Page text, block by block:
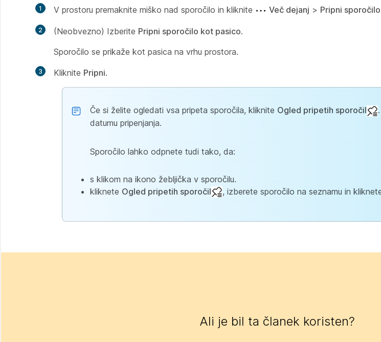
1 V prostoru premaknite miško nad sporočilo in kliknite Več dejanj > Pripni sporočilo
2 (Neobvezno) Izberite Pripni sporočilo kot pasico.
Sporočilo se prikaže kot pasica na vrhu prostora.
3 Kliknite Pripni.
Če si želite ogledati vsa pripeta sporočila, kliknite Ogled pripetih sporočil
datumu pripenjanja.
Sporočilo lahko odpnete tudi tako, da:
s klikom na ikono žebljička v sporočilu.
kliknete Ogled pripetih sporočil , izberete sporočilo na seznamu in
Ali je bil ta članek koristen?